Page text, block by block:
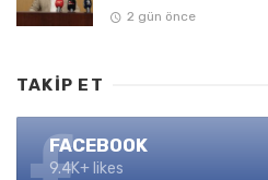
2 gün önce
TAKIP ET
FACEBOOK
9.4K+ likes